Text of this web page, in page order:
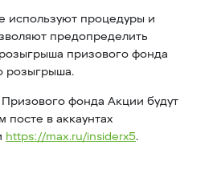
используют процедуры и
предопределить
призового фонда
розыгрыша.
фонда Акции будут
в аккаунтах
https://max.ru/insiderx5.